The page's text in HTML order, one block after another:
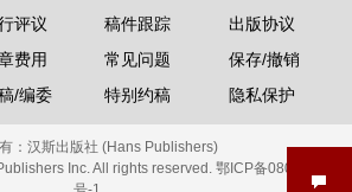
评议
费用
/编委
稿件跟踪
常见问题
特别约稿
出版协议
保存/撤销
隐私保护
： 汉斯出版社 (Hans Publishers)
Inc. All rights reserved. 鄂ICP备08006613